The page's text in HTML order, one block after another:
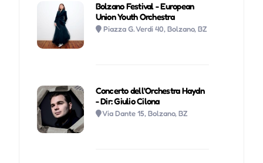
Bolzano Festival - European
Union Youth Orchestra
Piazza G. Verdi 40, Bolzano, BZ
Concerto dell'Orchestra Haydn
- Dir: Giulio Cilona
Via Dante 15, Bolzano, BZ